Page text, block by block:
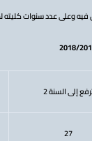
وعلى عدد سنوات كليته
إلى السنة 2
27